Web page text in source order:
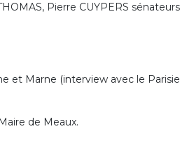
Pierre CUYPERS sénateurs
et Marne (interview avec le
de Meaux.